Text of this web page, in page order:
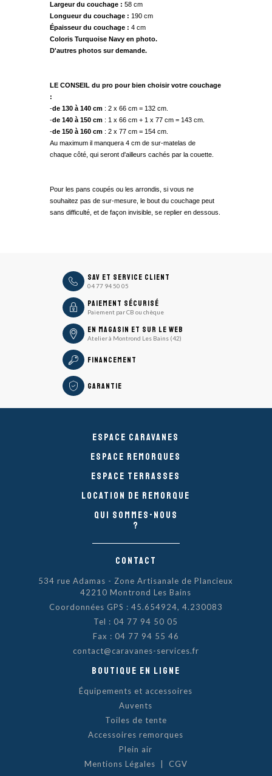
Largeur du couchage : 58 cm
Longueur du couchage : 190 cm
Épaisseur du couchage : 4 cm
Coloris Turquoise Navy en photo.
D'autres photos sur demande.
LE CONSEIL du pro pour bien choisir votre couchage
:
-de 130 à 140 cm: 2 x 66 cm = 132 cm.
-de 140 à 150 cm: 1 x 66 cm + 1 x 77 cm = 143 cm.
-de 150 à 160 cm: 2 x 77 cm = 154 cm.
Au maximum il manquera 4 cm de sur-matelas de
chaque côté, qui seront d'ailleurs cachés par la couette.
Pour les pans coupés ou les arrondis, si vous ne
souhaitez pas de sur-mesure, le bout du couchage peut
sans difficulté, et de façon invisible, se replier en dessous.
icon SAV et Service Client
04 77 94 50 05
icon Paiement sécurisé
Paiement par CB ou chèque
En magasin et sur le Web
Atelier à Montrond Les Bains (42)
Financement
Garantie
Espace caravanes
Espace remorques
Espace Terrasses
Location de remorque
Qui sommes-nous
?
Contact
534 rue Adamas - Zone Artisanale de Plancieux
42210 Montrond Les Bains
Coordonnées GPS : 45.654924, 4.230083
Tel :04 77 94 50 05
Fax : 04 77 94 55 46
contact@caravanes-services.fr
Boutique en ligne
Équipements et accessoires
Auvents
Toiles de tente
Accessoires remorques
Plein air
Mentions Légales
CGV